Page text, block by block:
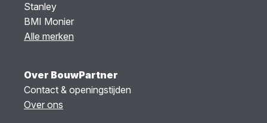
Stanley
BMI Monier
Alle merken
Over BouwPartner
Contact & openingstijden
Over ons